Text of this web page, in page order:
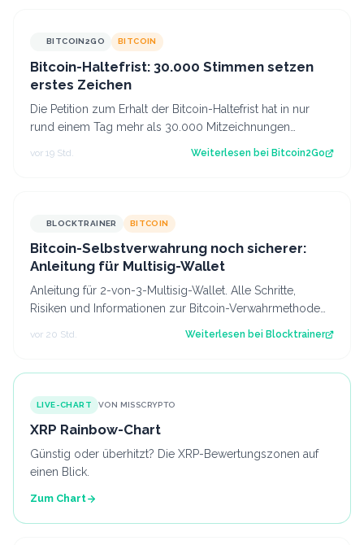
BITCOIN2GO BITCOIN
Bitcoin-Haltefrist: 30.000 Stimmen setzen
erstes Zeichen
Die Petition zum Erhalt der Bitcoin-Haltefrist hat in nur
rund einem Tag mehr als 30.000 Mitzeichnungen
vor 19 Std. Weiterlesen bei Bitcoin2Go
BLOCKTRAINER BITCOIN
Bitcoin-Selbstverwahrung noch sicherer:
Anleitung für Multisig-Wallet
Anleitung für 2-von-3-Multisig-Wallet. Alle Schritte,
Risiken und Informationen zur Bitcoin-Verwahrmethode
vor 20 Std. Weiterlesen bei Blocktrainer
LIVE-CHART VON MISSCRYPTO
XRP Rainbow-Chart
Günstig oder überhitzt? Die XRP-Bewertungszonen auf
einen Blick.
Zum Chart